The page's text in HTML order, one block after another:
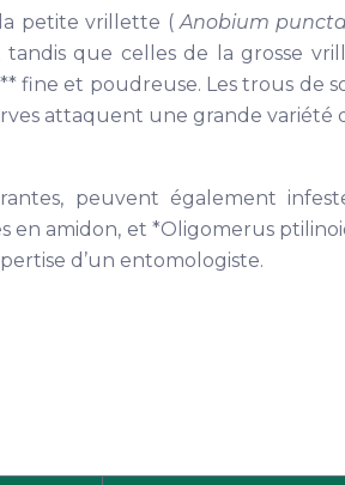
la petite vrillette (Anobium
que celles de la grosse
fine et poudreuse. Les trous de
attaquent une grande variété
peuvent également
amidon, et *Oligomerus
d’un entomologiste.